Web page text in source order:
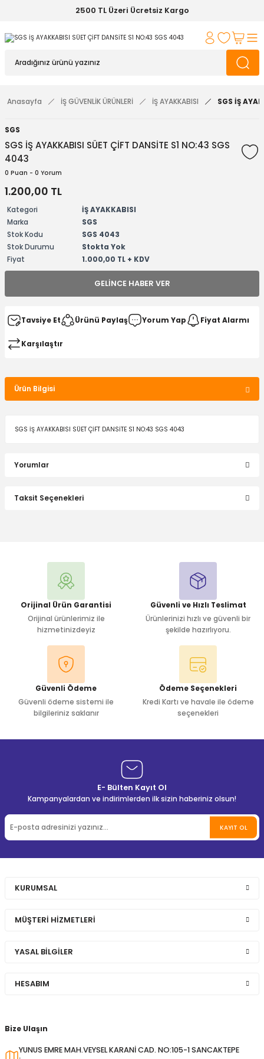
2500 TL Üzeri Ücretsiz Kargo
Anasayfa İŞ GÜVENLİK ÜRÜNLERİ İŞ AYAKKABISI SGS İŞ
SGS
SGS İŞ AYAKKABISI SÜET ÇİFT DANSİTE S1 NO:43 SGS
4043
0 Puan - 0 Yorum
1.200,00 TL
Kategori
İŞ AYAKKABISI
Marka
SGS
Stok Kodu
SGS 4043
Stok Durumu
Stokta Yok
Fiyat
1.000,00 TL + KDV
GELINCE HABER VER
Tavsiye Et Ürünü Paylaş Yorum Yap Fiyat Alarmı
Karşılaştır
Ürün Bilgisi
SGS İŞ AYAKKABISI SÜET ÇİFT DANSİTE S1 NO:43 SGS 4043
Yorumlar
Taksit Seçenekleri
Orijinal Ürün Garantisi
Orijinal ürünlerimiz ile
hizmetinizdeyiz
Güvenli ve Hızlı Teslimat
Ürünlerinizi hızlı ve güvenli bir
şekilde hazırlıyoru.
Güvenli Ödeme
Güvenli ödeme sistemi ile
bilgileriniz saklanır
Ödeme Seçenekleri
Kredi Kartı ve havale ile ödeme
seçenekleri
E- Bülten Kayıt Ol
Kampanyalardan ve indirimlerden ilk sizin haberiniz olsun!
KAYIT OL
Bize Ulaşın
YUNUS EMRE MAH.VEYSEL KARANİ CAD. NO:105-1 SANCAKTEPE
KURUMSAL
MÜŞTERİ HİZMETLERİ
YASAL BİLGİLER
HESABIM